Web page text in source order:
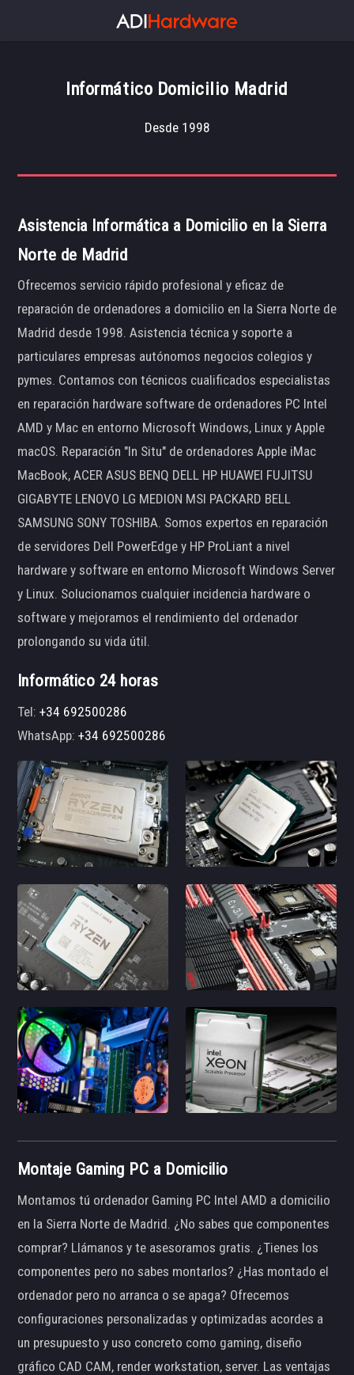
Informático Domicilio Madrid
Desde 1998
Asistencia Informática a Domicilio en la Sierra
Norte de Madrid
Ofrecemos servicio rápido profesional y eficaz de
reparación de ordenadores a domicilio en la Sierra Norte de
Madrid desde 1998. Asistencia técnica y soporte a
particulares empresas autónomos negocios colegios y
pymes. Contamos con técnicos cualificados especialistas
en reparación hardware software de ordenadores PC Intel
AMD y Mac en entorno Microsoft Windows, Linux y Apple
macOS. Reparación "In Situ" de ordenadores Apple iMac
MacBook, ACER ASUS BENQ DELL HP HUAWEI FUJITSU
GIGABYTE LENOVO LG MEDION MSI PACKARD BELL
SAMSUNG SONY TOSHIBA. Somos expertos en reparación
de servidores Dell PowerEdge y HP ProLiant a nivel
hardware y software en entorno Microsoft Windows Server
y Linux. Solucionamos cualquier incidencia hardware o
software y mejoramos el rendimiento del ordenador
prolongando su vida útil.
Informático 24 horas
Tel:+34 692500286
WhatsApp:+34 692500286
Montaje Gaming PC a Domicilio
Montamos tú ordenador Gaming PC Intel AMD a domicilio
en la Sierra Norte de Madrid. ¿No sabes que componentes
comprar? Llámanos y te asesoramos gratis. ¿Tienes los
componentes pero no sabes montarlos? ¿Has montado el
ordenador pero no arranca o se apaga? Ofrecemos
configuraciones personalizadas y optimizadas acordes a
un presupuesto y uso concreto como gaming, diseño
gráfico CAD CAM, render workstation, server. Las ventajas